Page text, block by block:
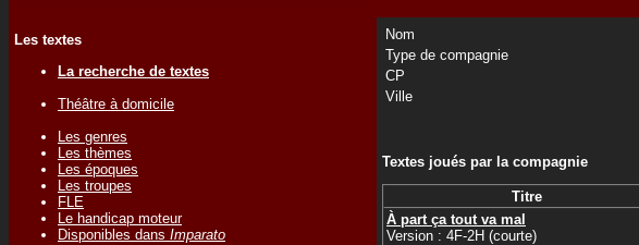
Les textes
La recherche de textes
Théâtre à domicile
Les genres
Les thèmes
Les époques
Les troupes
FLE
Le handicap moteur
Disponibles dans Imparato
Nom
Type de compagnie
CP
Ville
Textes joués par la compagnie
Titre
À part ça tout va mal
Version : 4F-2H (courte)